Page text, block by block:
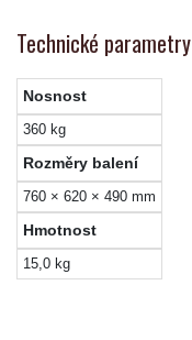
Technické parametry
Nosnost
360 kg
Rozměry balení
760 × 620 × 490 mm
Hmotnost
15,0 kg